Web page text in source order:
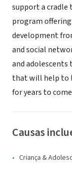
support a
program
development
and social
and
that will help to
for years to
Causas
Criança &